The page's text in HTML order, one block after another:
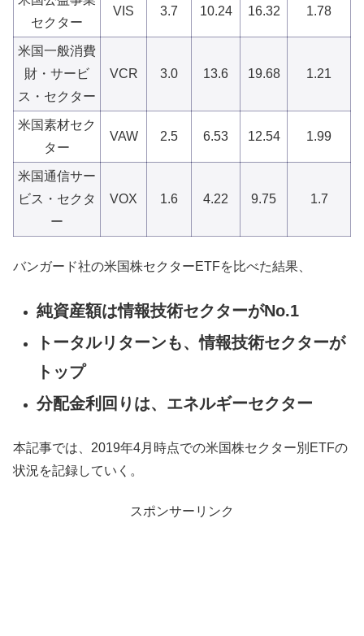
セクター
VIS 3.7 10.24 16.32 1.78
米国一般消費
財・サービ
ス・セクター
VCR 3.0 13.6 19.68 1.21
米国素材セク
ター
VAW 2.5 6.53 12.54 1.99
米国通信サー
ビス・セクタ
ー
VOX 1.6 4.22 9.75 1.7
バンガード社の米国株セクターETFを比べた結果、
純資産額は情報技術セクターがNo.1
トータルリターンも、情報技術セクターが
トップ
分配金利回りは、エネルギーセクター
本記事では、2019年4月時点での米国株セクター別ETFの
状況を記録していく。
スポンサーリンク